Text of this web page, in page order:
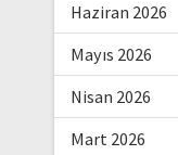
Haziran 2026
Mayıs 2026
Nisan 2026
Mart 2026